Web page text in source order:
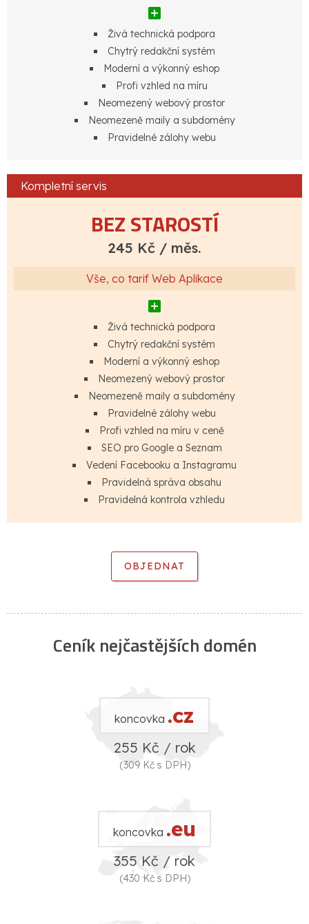
Živá technická podpora
Chytrý redakční systém
Moderní a výkonný eshop
Profi vzhled na míru
Neomezený webový prostor
Neomezeně maily a subdomény
Pravidelné zálohy webu
Kompletní servis
BEZ STAROSTÍ
245 Kč / měs.
Vše, co tarif Web Aplikace
Živá technická podpora
Chytrý redakční systém
Moderní a výkonný eshop
Neomezený webový prostor
Neomezeně maily a subdomény
Pravidelné zálohy webu
Profi vzhled na míru v ceně
SEO pro Google a Seznam
Vedení Facebooku a Instagramu
Pravidelná správa obsahu
Pravidelná kontrola vzhledu
OBJEDNAT
Ceník nejčastějších domén
koncovka .cz
255 Kč / rok
(309 Kč s DPH)
koncovka .eu
355 Kč / rok
(430 Kč s DPH)